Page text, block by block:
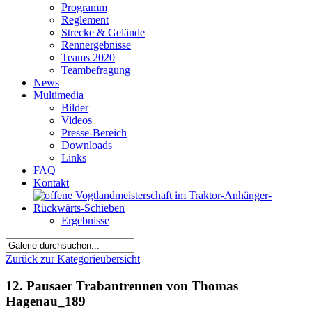
Programm
Reglement
Strecke & Gelände
Rennergebnisse
Teams 2020
Teambefragung
News
Multimedia
Bilder
Videos
Presse-Bereich
Downloads
Links
FAQ
Kontakt
Ergebnisse
Zurück zur Kategorieübersicht
12. Pausaer Trabantrennen von Thomas
Hagenau_189